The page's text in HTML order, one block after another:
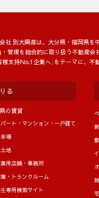
社 別大興産は、大分県・福岡県を
管理を総合的に取り扱う不動産会
様支持No.1企業へ」をテーマに、
る
の賃貸
ート・マンション・⼀⼾建て
場
地
用店舗・事務所
・トランクルーム
専用検索サイト